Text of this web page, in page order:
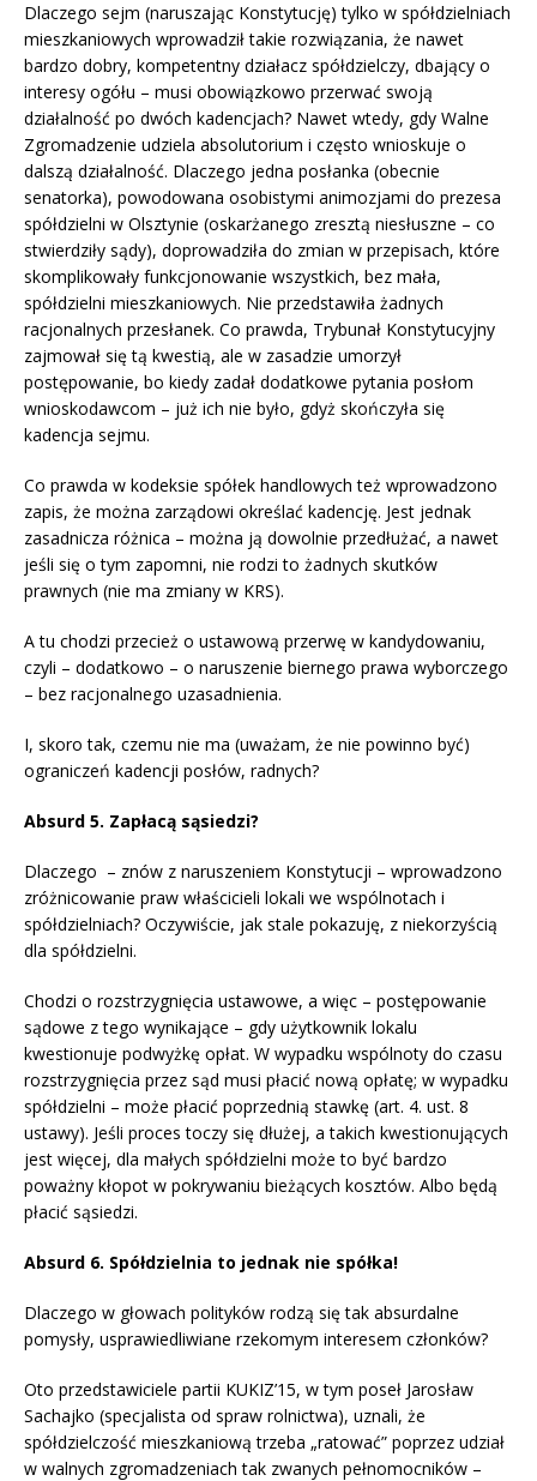
Dlaczego sejm (naruszając Konstytucję) tylko w spółdzielniach
mieszkaniowych wprowadził takie rozwiązania, że nawet
bardzo dobry, kompetentny działacz spółdzielczy, dbający o
interesy ogółu – musi obowiązkowo przerwać swoją
działalność po dwóch kadencjach? Nawet wtedy, gdy Walne
Zgromadzenie udziela absolutorium i często wnioskuje o
dalszą działalność. Dlaczego jedna posłanka (obecnie
senatorka), powodowana osobistymi animozjami do prezesa
spółdzielni w Olsztynie (oskarżanego zresztą niesłuszne – co
stwierdziły sądy), doprowadziła do zmian w przepisach, które
skomplikowały funkcjonowanie wszystkich, bez mała,
spółdzielni mieszkaniowych. Nie przedstawiła żadnych
racjonalnych przesłanek. Co prawda, Trybunał Konstytucyjny
zajmował się tą kwestią, ale w zasadzie umorzył
postępowanie, bo kiedy zadał dodatkowe pytania posłom
wnioskodawcom – już ich nie było, gdyż skończyła się
kadencja sejmu.
Co prawda w kodeksie spółek handlowych też wprowadzono
zapis, że można zarządowi określać kadencję. Jest jednak
zasadnicza różnica – można ją dowolnie przedłużać, a nawet
jeśli się o tym zapomni, nie rodzi to żadnych skutków
prawnych (nie ma zmiany w KRS).
A tu chodzi przecież o ustawową przerwę w kandydowaniu,
czyli – dodatkowo – o naruszenie biernego prawa wyborczego
– bez racjonalnego uzasadnienia.
I, skoro tak, czemu nie ma (uważam, że nie powinno być)
ograniczeń kadencji posłów, radnych?
Absurd 5. Zapłacą sąsiedzi?
Dlaczego – znów z naruszeniem Konstytucji – wprowadzono
zróżnicowanie praw właścicieli lokali we wspólnotach i
spółdzielniach? Oczywiście, jak stale pokazuję, z niekorzyścią
dla spółdzielni.
Chodzi o rozstrzygnięcia ustawowe, a więc – postępowanie
sądowe z tego wynikające – gdy użytkownik lokalu
kwestionuje podwyżkę opłat. W wypadku wspólnoty do czasu
rozstrzygnięcia przez sąd musi płacić nową opłatę; w wypadku
spółdzielni – może płacić poprzednią stawkę (art. 4. ust. 8
ustawy). Jeśli proces toczy się dłużej, a takich kwestionujących
jest więcej, dla małych spółdzielni może to być bardzo
poważny kłopot w pokrywaniu bieżących kosztów. Albo będą
płacić sąsiedzi.
Absurd 6. Spółdzielnia to jednak nie spółka!
Dlaczego w głowach polityków rodzą się tak absurdalne
pomysły, usprawiedliwiane rzekomym interesem członków?
Oto przedstawiciele partii KUKIZ’15, w tym poseł Jarosław
Sachajko (specjalista od spraw rolnictwa), uznali, że
spółdzielczość mieszkaniową trzeba „ratować” poprzez udział
w walnych zgromadzeniach tak zwanych pełnomocników –